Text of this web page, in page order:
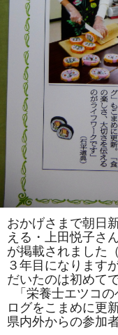
おかげさまで朝日
える・上田悦子さ
が掲載されました
３年目になります
だいたのは初めて
「栄養士エツコ
ログをこまめに更
県内外からの参加